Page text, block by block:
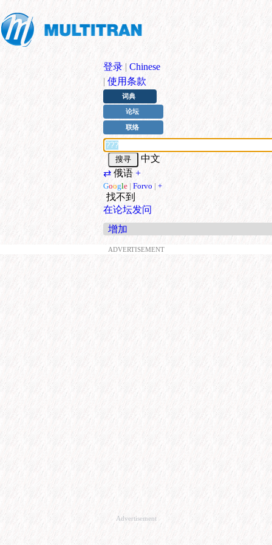
登录 | Chinese
| 使用条款
词典
论坛
联络
中文
⇄ 俄语 +
Google | Forvo | +
找不到
在论坛发问
增加
ADVERTISEMENT
Advertisement